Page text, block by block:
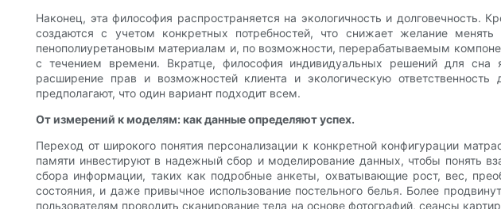
Наконец, эта философия распространяется на экологичность и долговечность.
создаются с учетом конкретных потребностей, что снижает желание
пенополиуретановым материалам и, по возможности, перерабатываемым
с течением времени. Вкратце, философия индивидуальных решений для
расширение прав и возможностей клиента и экологическую
предполагают, что один вариант подходит всем.
От измерений к моделям: как данные определяют успех.
Переход от широкого понятия персонализации к конкретной конфигурации
памяти инвестируют в надежный сбор и моделирование данных, чтобы понять
сбора информации, таких как подробные анкеты, охватывающие рост, вес,
состояния, и даже привычное использование постельного белья. Более
пользователям проводить сканирование тела на основе фотографий, сеансы